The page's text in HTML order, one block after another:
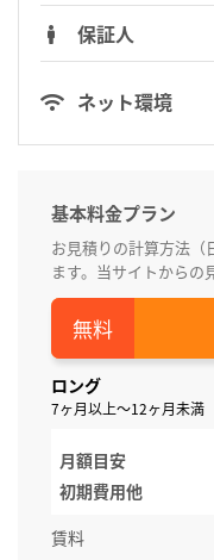
保証人
ネット環境
基本料金プラン
お見積りの計算方法（
ます。当サイトからの
ロング
7ヶ月以上～12ヶ月未満
月額目安
初期費用他
賃料